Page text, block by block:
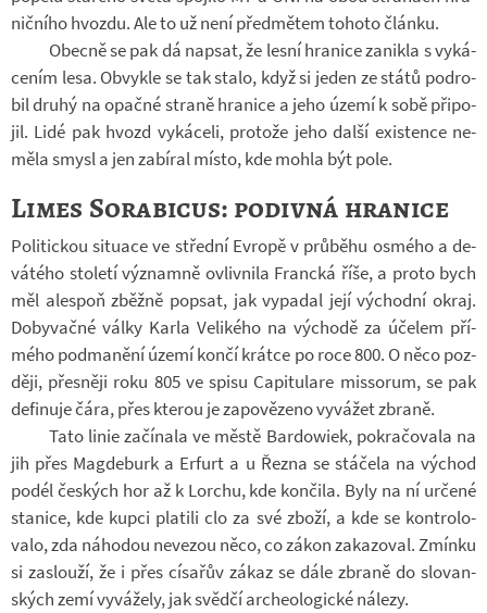
nič­ního hvozdu. Ale to už není před­mě­tem to­hoto článku.
Obecně se pak dá na­psat, že lesní hra­nice za­nikla s vy­ká­
ce­ním lesa. Ob­vykle se tak stalo, když si jeden ze států podro­
bil druhý na opačné straně hra­nice a jeho území k sobě při­po­
jil. Lidé pak hvozd vy­ká­celi, pro­tože jeho další exis­tence ne­
měla smysl a jen za­bí­ral místo, kde mohla být pole.
Limes Sorabicus: podivná hranice
Po­li­tic­kou si­tu­ace ve střední Ev­ropě v prů­běhu osmého a de­
vá­tého sto­letí vý­znamně ovliv­nila Francká říše, a proto bych
měl ale­spoň zběžně po­psat, jak vy­pa­dal její vý­chodní okraj.
Do­by­vačné války Karla Ve­li­kého na vý­chodě za úče­lem pří­
mého pod­ma­nění území končí krátce po roce 800. O něco poz­
ději, přes­něji roku 805 ve spisu Ca­pi­tu­lare mis­so­rum, se pak
de­fi­nuje čára, přes kte­rou je za­po­vě­zeno vy­vá­žet zbraně.
Tato linie za­čí­nala ve městě Bar­dowiek, po­kra­čo­vala na
jih přes Mag­de­burk a Er­furt a u Řezna se stá­čela na vý­chod
podél čes­kých hor až k Lor­chu, kde kon­čila. Byly na ní ur­čené
sta­nice, kde kupci pla­tili clo za své zboží, a kde se kon­t­ro­lo­
valo, zda ná­ho­dou ne­ve­zou něco, co zákon za­ka­zo­val. Zmínku
si za­slouží, že i přes cí­sa­řův zákaz se dále zbraně do slo­van­
ských zemí vy­vá­žely, jak svědčí ar­che­o­lo­gické ná­lezy.